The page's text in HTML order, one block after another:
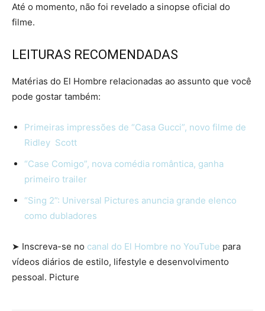
Até o momento, não foi revelado a sinopse oficial do
filme.
LEITURAS RECOMENDADAS
Matérias do El Hombre relacionadas ao assunto que você
pode gostar também:
Primeiras impressões de “Casa Gucci”, novo filme de
Ridley Scott
“Case Comigo”, nova comédia romântica, ganha
primeiro trailer
“Sing 2”: Universal Pictures anuncia grande elenco
como dubladores
➤ Inscreva-se no canal do El Hombre no YouTube para
vídeos diários de estilo, lifestyle e desenvolvimento
pessoal. Picture